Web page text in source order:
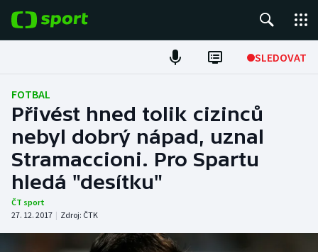
SLEDOVAT
Fotbal
Hokej
Tenis
Atletika
FOTBAL
Přivést hned tolik cizinců
nebyl dobrý nápad, uznal
Stramaccioni. Pro Spartu
hledá "desítku"
ČT sport
27. 12. 2017 | Zdroj: ČTK